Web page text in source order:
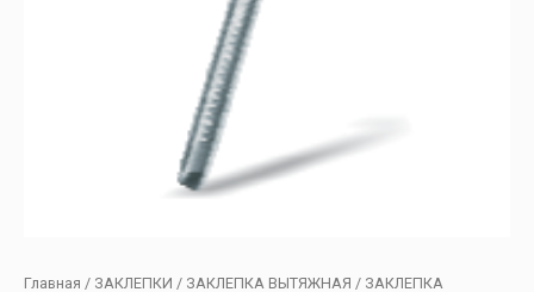
Главная / ЗАКЛЕПКИ / ЗАКЛЕПКА ВЫТЯЖНАЯ / ЗАКЛЕПКА